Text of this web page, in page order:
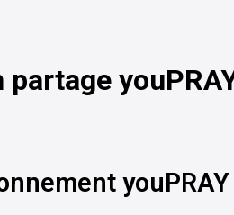
youPRAY